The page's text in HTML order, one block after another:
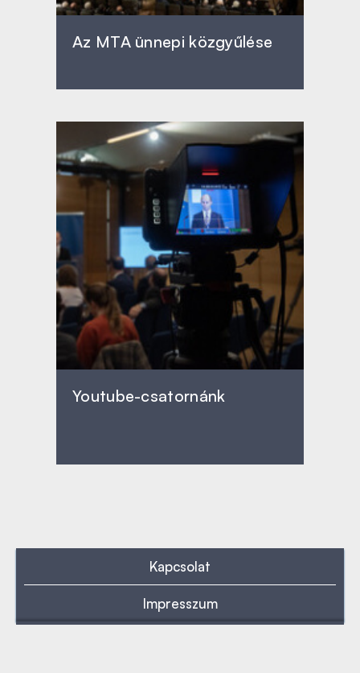
Az MTA ünnepi közgyűlése
Youtube-csatornánk
Kapcsolat
Impresszum